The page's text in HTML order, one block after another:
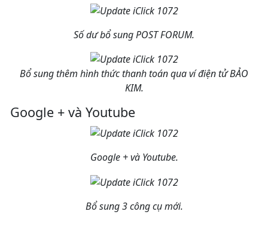
Số dư bổ sung POST FORUM.
Bổ sung thêm hình thức thanh toán qua ví điện tử BẢO
KIM.
Google + và Youtube
Google + và Youtube.
Bổ sung 3 công cụ mới.